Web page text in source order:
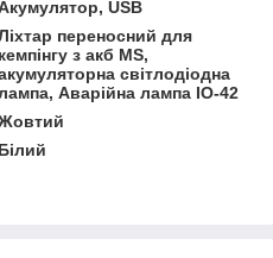
USB
переносний для
кемпінгу з акб MS,
світлодіодна
Аварійна лампа IO-42
Білий